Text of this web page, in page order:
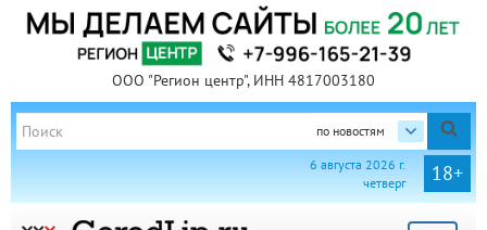
ООО "Регион центр", ИНН 4817003180
по новостям
18+
6 августа 2026 г.
четверг